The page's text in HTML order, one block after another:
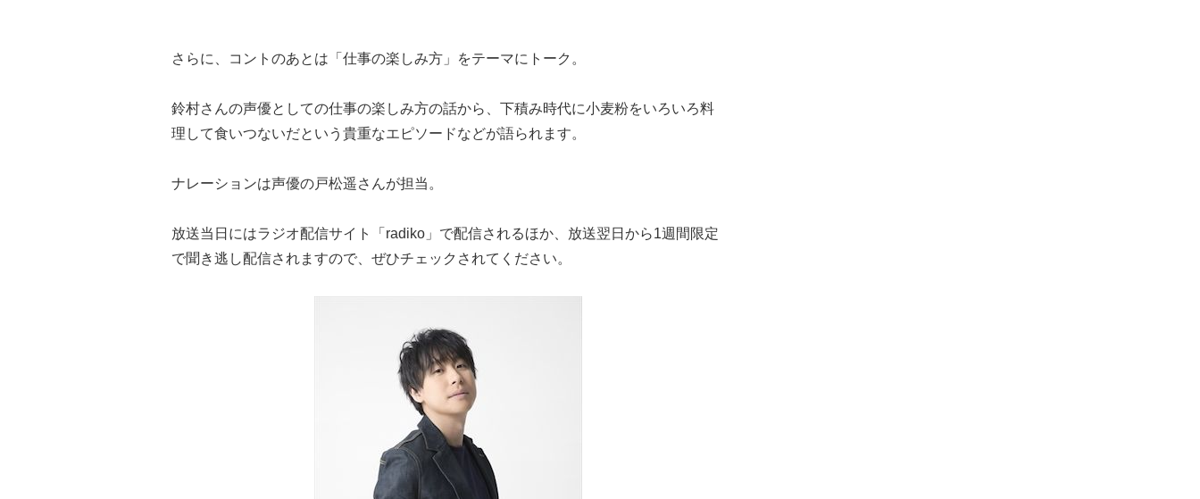
さらに、コントのあとは「仕事の楽しみ方」をテーマにトーク。
鈴村さんの声優としての仕事の楽しみ方の話から、下積み時代に小麦粉をいろいろ料
理して食いつないだという貴重なエピソードなどが語られます。
ナレーションは声優の戸松遥さんが担当。
放送当日にはラジオ配信サイト「radiko 」で配信されるほか、放送翌日から1週間限定
で聞き逃し配信されますので、ぜひチェックされてください。